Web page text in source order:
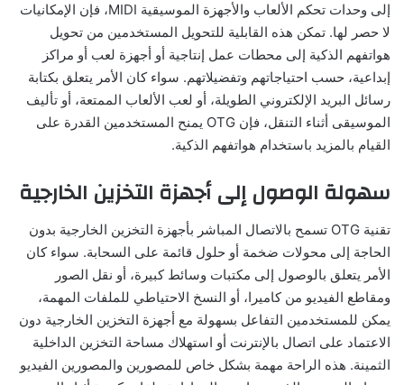
إلى وحدات تحكم الألعاب والأجهزة الموسيقية MIDI، فإن الإمكانيات
لا حصر لها. تمكن هذه القابلية للتحويل المستخدمين من تحويل
هواتفهم الذكية إلى محطات عمل إنتاجية أو أجهزة لعب أو مراكز
إبداعية، حسب احتياجاتهم وتفضيلاتهم. سواء كان الأمر يتعلق بكتابة
رسائل البريد الإلكتروني الطويلة، أو لعب الألعاب الممتعة، أو تأليف
الموسيقى أثناء التنقل، فإن OTG يمنح المستخدمين القدرة على
القيام بالمزيد باستخدام هواتفهم الذكية.
سهولة الوصول إلى أجهزة التخزين الخارجية
تقنية OTG تسمح بالاتصال المباشر بأجهزة التخزين الخارجية بدون
الحاجة إلى محولات ضخمة أو حلول قائمة على السحابة. سواء كان
الأمر يتعلق بالوصول إلى مكتبات وسائط كبيرة، أو نقل الصور
ومقاطع الفيديو من كاميرا، أو النسخ الاحتياطي للملفات المهمة،
يمكن للمستخدمين التفاعل بسهولة مع أجهزة التخزين الخارجية دون
الاعتماد على اتصال بالإنترنت أو استهلاك مساحة التخزين الداخلية
الثمينة. هذه الراحة مهمة بشكل خاص للمصورين والمصورين الفيديو